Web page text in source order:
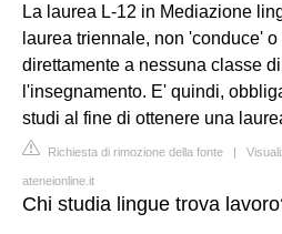
La laurea L-12 in Mediazione
laurea triennale, non 'conduce'
direttamente a nessuna classe
l'insegnamento. E' quindi,
studi al fine di ottenere una
Richiesta di rimozione della fonte |
ateneionline.it
Chi studia lingue trova